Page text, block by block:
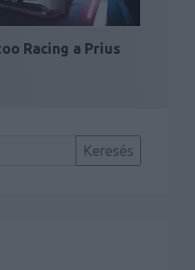
Racing a Prius